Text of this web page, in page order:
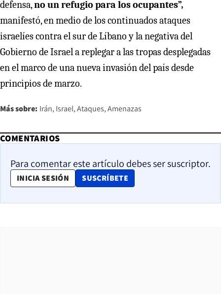
defensa,no un refugio para los ocupantes”,
manifestó, en medio de los continuados ataques
israelíes contra el sur de Líbano y la negativa del
Gobierno de Israel a replegar a las tropas desplegadas
en el marco de una nueva invasión del país desde
principios de marzo.
Más sobre: Irán Israel Ataques Amenazas
COMENTARIOS
Para comentar este artículo debes ser suscriptor.
INICIA SESIÓN SUSCRÍBETE
OPENS IN NEW WINDOW